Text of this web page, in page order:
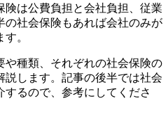
険は公費負担と会社負担、従業
の社会保険もあれば会社のみが
。
や種類、それぞれの社会保険の
します。記事の後半では社会
るので、参考にしてくださ